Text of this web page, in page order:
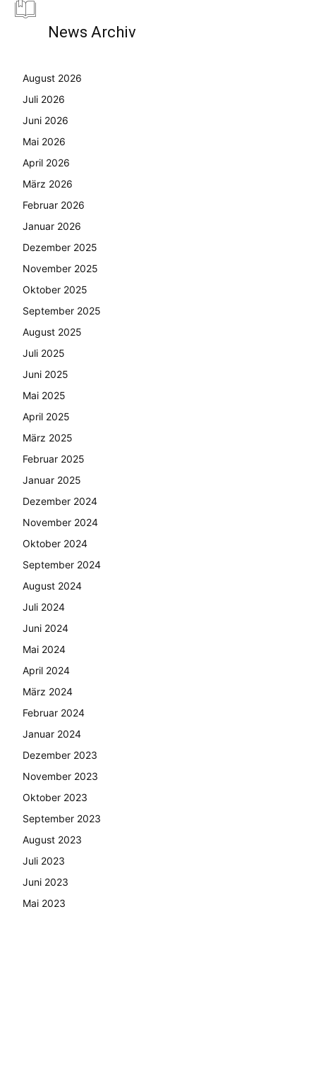
News Archiv
August 2026
Juli 2026
Juni 2026
Mai 2026
April 2026
März 2026
Februar 2026
Januar 2026
Dezember 2025
November 2025
Oktober 2025
September 2025
August 2025
Juli 2025
Juni 2025
Mai 2025
April 2025
März 2025
Februar 2025
Januar 2025
Dezember 2024
November 2024
Oktober 2024
September 2024
August 2024
Juli 2024
Juni 2024
Mai 2024
April 2024
März 2024
Februar 2024
Januar 2024
Dezember 2023
November 2023
Oktober 2023
September 2023
August 2023
Juli 2023
Juni 2023
Mai 2023